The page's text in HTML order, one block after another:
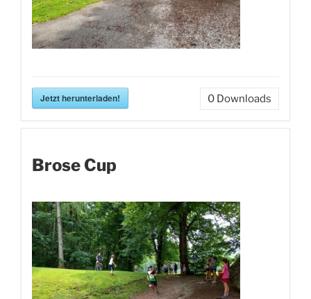
Jetzt herunterladen! 0 Downloads
Brose Cup